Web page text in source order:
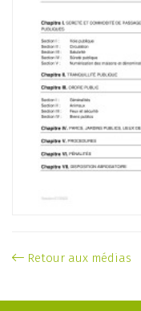
Retour aux médias